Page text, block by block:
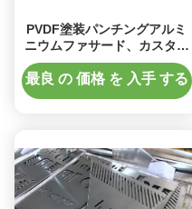
PVDF塗装パンチングアルミ
ニウムファサード、カスタマ
イズ可能なパターンと厚さ
2mm、外壁クラッド用
最良 の 価格 を 入手 する